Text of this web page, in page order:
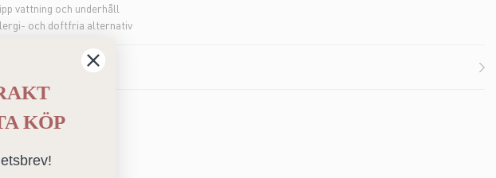
vattning och underhåll
och doftfria alternativ
KÖP